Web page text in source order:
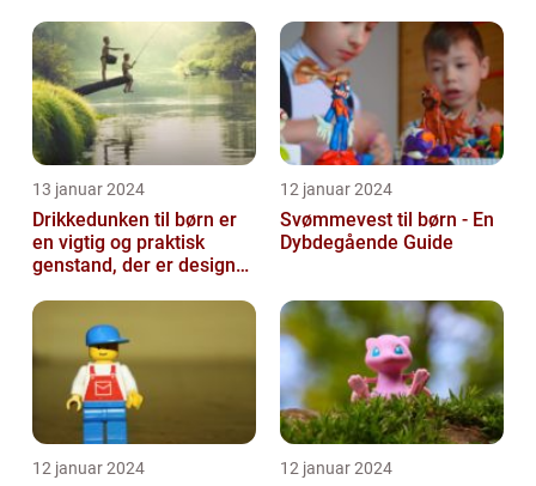
13 januar 2024
Drikkedunken til børn er
en vigtig og praktisk
genstand, der er designet
...
12 januar 2024
Svømmevest til børn - En
Dybdegående Guide
12 januar 2024 12 januar 2024